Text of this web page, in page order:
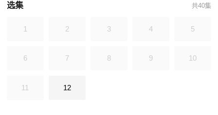
小蝶和年羹尧意外重逢了，然而，他们必须隐藏心中对于彼此的强烈感
者，登基称帝。胤禛得到了一切，却唯独得不到小蝶的真情，年羹尧死
选集 共40集
1 2 3 4 5
6 7 8 9 10
11 12